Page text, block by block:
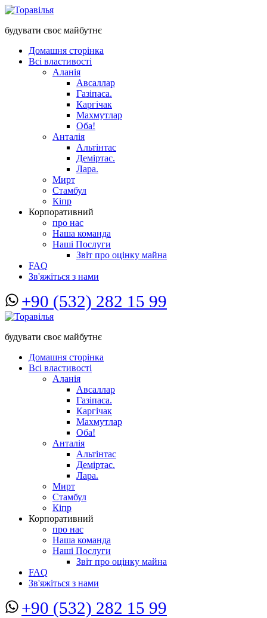
будувати своє майбутнє
Домашня сторінка
Всі властивості
Аланія
Авсаллар
Газіпаса.
Каргічак
Махмутлар
Оба!
Анталія
Альтінтас
Деміртас.
Лара.
Мирт
Стамбул
Кіпр
Корпоративний
про нас
Наша команда
Наші Послуги
Звіт про оцінку майна
FAQ
Зв'яжіться з нами
+90 (532) 282 15 99
будувати своє майбутнє
Домашня сторінка
Всі властивості
Аланія
Авсаллар
Газіпаса.
Каргічак
Махмутлар
Оба!
Анталія
Альтінтас
Деміртас.
Лара.
Мирт
Стамбул
Кіпр
Корпоративний
про нас
Наша команда
Наші Послуги
Звіт про оцінку майна
FAQ
Зв'яжіться з нами
+90 (532) 282 15 99